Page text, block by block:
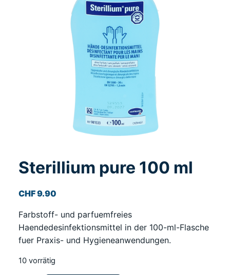
Sterillium pure 100 ml
CHF9.90
Farbstoff- und parfuemfreies
Haendedesinfektionsmittel in der 100-ml-Flasche
fuer Praxis- und Hygieneanwendungen.
10 vorrätig